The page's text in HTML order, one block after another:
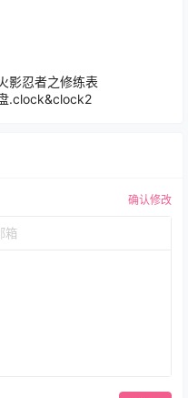
影忍者之修练表
.clock&clock2
确认修改